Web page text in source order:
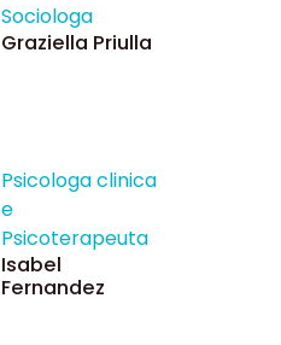
Sociologa
Graziella Priulla
Psicologa clinica
e
Psicoterapeuta
Isabel
Fernandez